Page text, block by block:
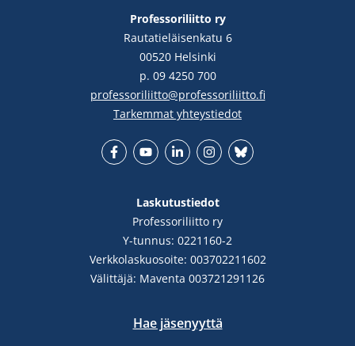
Professoriliitto ry
Rautatieläisenkatu 6
00520 Helsinki
p. 09 4250 700
professoriliitto@professoriliitto.fi
Tarkemmat yhteystiedot
Laskutustiedot
Professoriliitto ry
Y-tunnus: 0221160-2
Verkkolaskuosoite: 003702211602
Välittäjä: Maventa 003721291126
Hae jäsenyyttä